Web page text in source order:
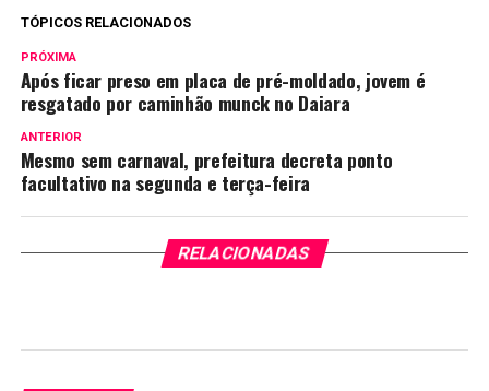
TÓPICOS RELACIONADOS
PRÓXIMA
Após ficar preso em placa de pré-moldado, jovem é
resgatado por caminhão munck no Daiara
ANTERIOR
Mesmo sem carnaval, prefeitura decreta ponto
facultativo na segunda e terça-feira
RELACIONADAS